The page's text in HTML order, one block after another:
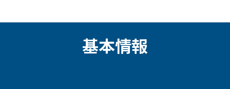
基本情報